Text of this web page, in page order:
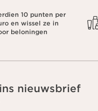
10 punten per
en wissel ze in
beloningen
nieuwsbrief